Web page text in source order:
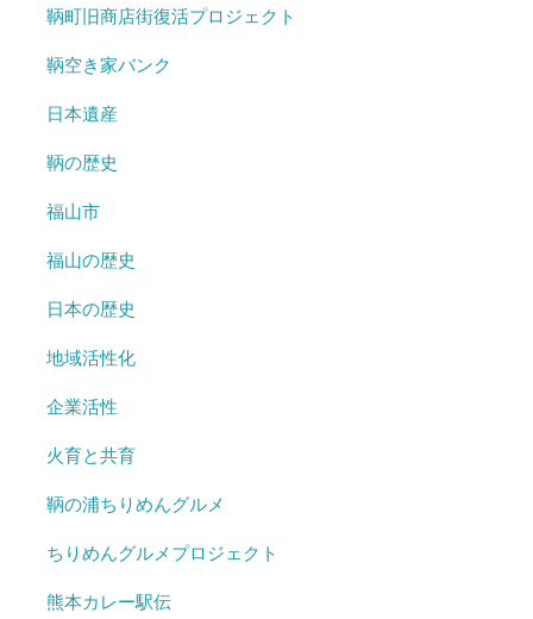
鞆町旧商店街復活プロジェクト
鞆空き家バンク
日本遺産
鞆の歴史
福山市
福山の歴史
日本の歴史
地域活性化
企業活性
火育と共育
鞆の浦ちりめんグルメ
ちりめんグルメプロジェクト
熊本カレー駅伝